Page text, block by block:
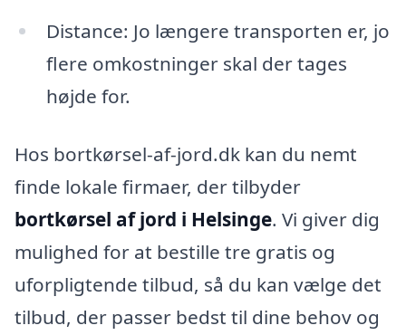
Distance: Jo længere transporten er, jo
flere omkostninger skal der tages
højde for.
Hos bortkørsel-af-jord.dk kan du nemt
finde lokale firmaer, der tilbyder
bortkørsel af jord i Helsinge. Vi giver dig
mulighed for at bestille tre gratis og
uforpligtende tilbud, så du kan vælge det
tilbud, der passer bedst til dine behov og